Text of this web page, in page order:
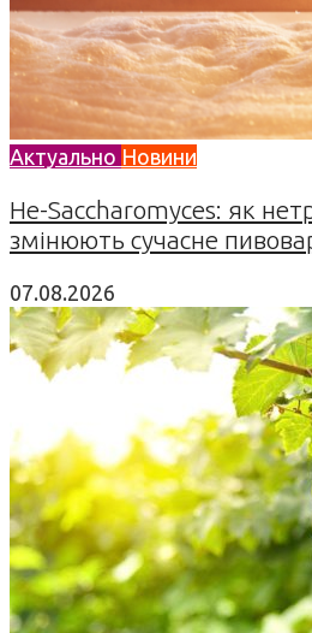
Актуально Новини
Не-Saccharomyces: як
змінюють сучасне
07.08.2026